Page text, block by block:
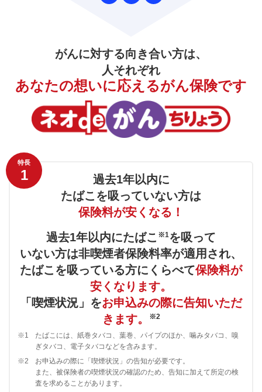
がんに対する向き合い方は、
人それぞれ
あなたの想いに応えるがん保険です
特長
1
過去1年以内に
たばこを吸っていない方は
保険料が安くなる！
過去1年以内にたばこ ※1を吸って
いない方は非喫煙者保険料率が適用され、
たばこを吸っている方にくらべて保険料が
安くなります。
「喫煙状況」をお申込みの際に告知いただ
きます。
※2
※1
たばこには、紙巻タバコ、葉巻、パイプのほか、噛みタバコ、嗅
ぎタバコ、電子タバコなどを含みます。
※2
お申込みの際に「喫煙状況」の告知が必要です。
また、被保険者の喫煙状況の確認のため、告知に加えて所定の検
査を求めることがあります。